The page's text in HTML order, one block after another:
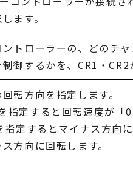
ます。
トローラーの、どのチ
御するかを、CR1・CR2
転方向を指定します。
定すると回転速度が「0
定するとマイナス方向
方向に回転します。